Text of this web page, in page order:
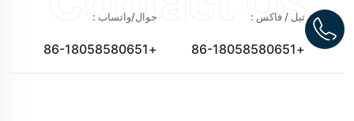
تيل / فاكس :
+86-18058580651
جوال/واتساب :
+86-18058580651